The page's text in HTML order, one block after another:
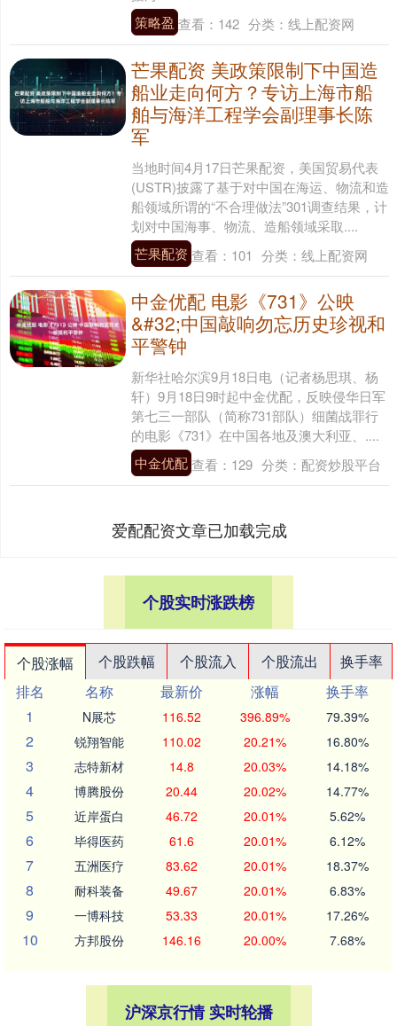
策略盈 查看： 142 分类： 线上配资网
芒果配资 美政策限制下中国造
船业走向何方？专访上海市船
舶与海洋工程学会副理事长陈
军
当地时间4月17日芒果配资，美国贸易代表
(USTR)披露了基于对中国在海运、物流和造
船领域所谓的“不合理做法”301调查结果，计
划对中国海事、物流、造船领域采取....
芒果配资 查看： 101 分类： 线上配资网
中金优配 电影《731》公映
&#32;中国敲响勿忘历史珍视和
平警钟
新华社哈尔滨9月18日电（记者杨思琪、杨
轩）9月18日9时起中金优配，反映侵华日军
第七三一部队（简称731部队）细菌战罪行
的电影《731》在中国各地及澳大利亚、....
中金优配查看： 129 分类： 配资炒股平台
爱配配资文章已加载完成
个股实时涨跌榜
个股涨幅 个股跌幅 个股流入 个股流出
换手率
排名
名称 最新价 涨幅
换手率
1
N展芯 116.52 396.89% 79.39%
2 锐翔智能 110.02 20.21% 16.80%
3 志特新材 14.8 20.03% 14.18%
4 博腾股份 20.44 20.02% 14.77%
5 近岸蛋白 46.72 20.01% 5.62%
6 毕得医药 61.6 20.01% 6.12%
7 五洲医疗 83.62 20.01% 18.37%
8 耐科装备 49.67 20.01% 6.83%
9 一博科技 53.33 20.01% 17.26%
10 方邦股份 146.16 20.00% 7.68%
沪深京行情 实时轮播